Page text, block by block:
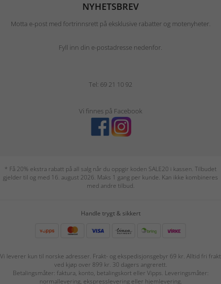
NYHETSBREV
Motta e-post med fortrinnsrett på eksklusive rabatter og motenyheter.
Fyll inn din e-postadresse nedenfor.
Tel: 69 21 10 92
Vi finnes på Facebook
* Få 20% ekstra rabatt på all salg når du oppgir koden SALE20 i kassen. Tilbudet
gjelder til og med 16. august 2026. Maks 1 gang per kunde. Kan ikke kombineres
med andre tilbud.
Handle trygt & sikkert
Vi leverer kun til norske adresser. Frakt- og ekspedisjonsgebyr 69 kr. Alltid fri frakt
ved kjøp over 899 kr. 30 dagers angrerett.
Betalingsmåter: faktura, konto, betalingskort eller Vipps. Leveringsmåter:
normallevering, ekspresslevering eller hjemlevering.